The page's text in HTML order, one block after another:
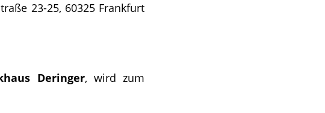
23-25, 60325 Frankfurt
Deringer, wird zum